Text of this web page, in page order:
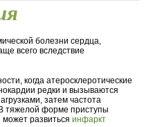
болезни сердца,
всего вследствие
когда атеросклеротические
редки и вызываются
затем частота
тяжелой форме приступы
может развиться инфаркт